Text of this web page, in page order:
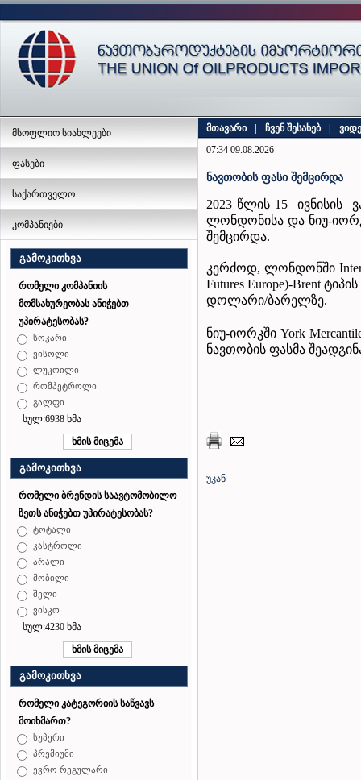
მსოფლიო სიახლეები
ფასები
საქართველო
კომპანიები
გამოკითხვა
რომელი კომპანიის
მომსახურეობას ანიჭებთ
უპირატესობას?
სოკარი
ვისოლი
ლუკოილი
რომპეტროლი
გალფი
სულ:6938 ხმა
გამოკითხვა
რომელი ბრენდის საავტომობილო
ზეთს ანიჭებთ უპირატესობას?
ტოტალი
კასტროლი
არალი
მობილი
შელი
ვისკო
სულ:4230 ხმა
გამოკითხვა
რომელი კატეგორიის საწვავს
მოიხმართ?
სუპერი
პრემიუმი
ევრო რეგულარი
მთავარი ჩვენ შესახებ
07:34 09.08.2026
ნავთობის ფასი შემცირდა
2023 წლის 15 ივნისის
ლონდონისა და ნიუ-
შემცირდა.
კერძოდ, ლონდონში Inter
Futures Europe)-Brent
დოლარი/ბარელზე.
ნიუ-იორკში York
ნავთობის ფასმა
უკან